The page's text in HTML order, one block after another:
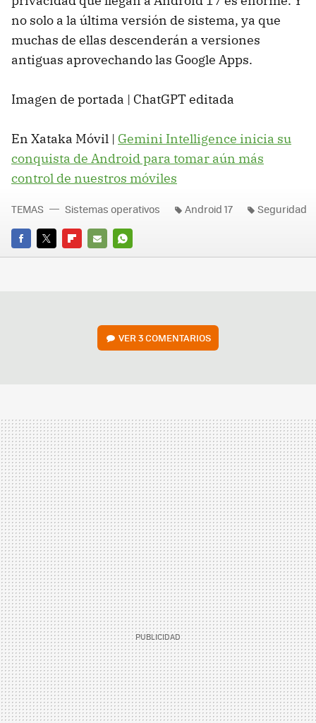
no solo a la última versión de sistema, ya que
muchas de ellas descenderán a versiones
antiguas aprovechando las Google Apps.
Imagen de portada | ChatGPT editada
En Xataka Móvil | Gemini Intelligence inicia su
conquista de Android para tomar aún más
control de nuestros móviles
FACEBOOK
TWITTERFLIPBOARD
E-
WHATSAPP
TEMAS Sistemas operativos Android 17 Seguridad
VER3 COMENTARIOS